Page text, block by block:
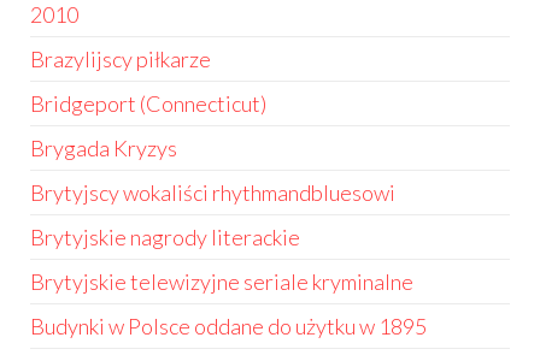
2010
Brazylijscy piłkarze
Bridgeport (Connecticut)
Brygada Kryzys
Brytyjscy wokaliści rhythmandbluesowi
Brytyjskie nagrody literackie
Brytyjskie telewizyjne seriale kryminalne
Budynki w Polsce oddane do użytku w 1895